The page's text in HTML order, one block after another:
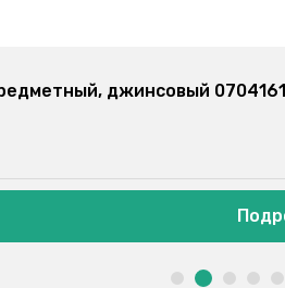
джинсовый